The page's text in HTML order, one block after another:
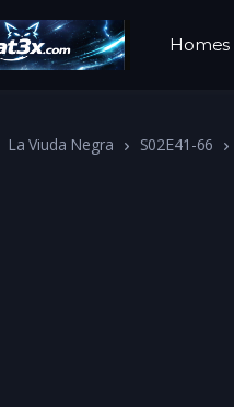
Homes
La Viuda Negra S02E41-66